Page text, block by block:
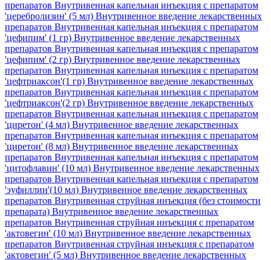
препаратов Внутривенная капельная инъекция с препаратом
'церебролизин' (5 мл) Внутривенное введение лекарственных
препаратов Внутривенная капельная инъекция с препаратом
'цефипим' (1 гр) Внутривенное введение лекарственных
препаратов Внутривенная капельная инъекция с препаратом
'цефипим' (2 гр) Внутривенное введение лекарственных
препаратов Внутривенная капельная инъекция с препаратом
'цефтриаксон'(1 гр) Внутривенное введение лекарственных
препаратов Внутривенная капельная инъекция с препаратом
'цефтриаксон'(2 гр) Внутривенное введение лекарственных
препаратов Внутривенная капельная инъекция с препаратом
'циретон' (4 мл) Внутривенное введение лекарственных
препаратов Внутривенная капельная инъекция с препаратом
'циретон' (8 мл) Внутривенное введение лекарственных
препаратов Внутривенная капельная инъекция с препаратом
'цитофлавин' (10 мл) Внутривенное введение лекарственных
препаратов Внутривенная капельная инъекция с препаратом
'эуфиллин'(10 мл) Внутривенное введение лекарственных
препаратов Внутривенная струйная инъекция (без стоимости
препарата) Внутривенное введение лекарственных
препаратов Внутривенная струйная инъекция с препаратом
'актовегин' (10 мл) Внутривенное введение лекарственных
препаратов Внутривенная струйная инъекция с препаратом
'актовегин' (5 мл) Внутривенное введение лекарственных